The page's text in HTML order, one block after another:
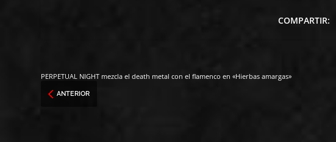
COMPARTIR:
PERPETUAL NIGHT mezcla el death metal con el flamenco en «Hierbas amargas»
ANTERIOR